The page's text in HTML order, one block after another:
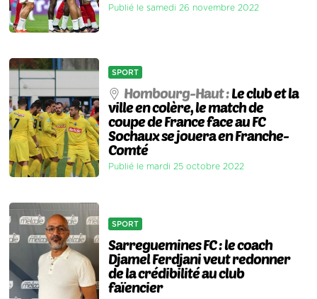
Publié le samedi 26 novembre 2022
SPORT
Hombourg-Haut :Le club et la
ville en colère, le match de
coupe de France face au FC
Sochaux se jouera en Franche-
Comté
Publié le mardi 25 octobre 2022
SPORT
Sarreguemines FC : le coach
Djamel Ferdjani veut redonner
de la crédibilité au club
faïencier